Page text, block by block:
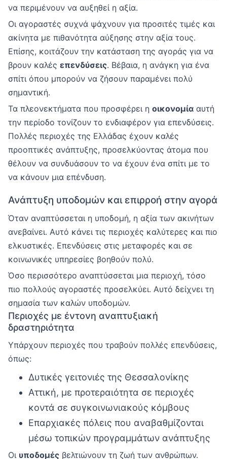
να περιμένουν να αυξηθεί η αξία.
Οι αγοραστές συχνά ψάχνουν για προσιτές τιμές και
ακίνητα με πιθανότητα αύξησης στην αξία τους.
Επίσης, κοιτάζουν την κατάσταση της αγοράς για να
βρουν καλές επενδύσεις. Βέβαια, η ανάγκη για ένα
σπίτι όπου μπορούν να ζήσουν παραμένει πολύ
σημαντική.
Τα πλεονεκτήματα που προσφέρει η οικονομία αυτή
την περίοδο τονίζουν το ενδιαφέρον για επενδύσεις.
Πολλές περιοχές της Ελλάδας έχουν καλές
προοπτικές ανάπτυξης, προσελκύοντας άτομα που
θέλουν να συνδυάσουν το να έχουν ένα σπίτι με το
να κάνουν μια επένδυση.
Ανάπτυξη υποδομών και επιρροή στην αγορά
Όταν αναπτύσσεται η υποδομή, η αξία των ακινήτων
ανεβαίνει. Αυτό κάνει τις περιοχές καλύτερες και πιο
ελκυστικές. Επενδύσεις στις μεταφορές και σε
κοινωνικές υπηρεσίες βοηθούν πολύ.
Όσο περισσότερο αναπτύσσεται μια περιοχή, τόσο
πιο πολλούς αγοραστές προσελκύει. Αυτό δείχνει τη
σημασία των καλών υποδομών.
Περιοχές με έντονη αναπτυξιακή
δραστηριότητα
Υπάρχουν περιοχές που τραβούν πολλές επενδύσεις,
όπως:
Δυτικές γειτονιές της Θεσσαλονίκης
Αττική, με προτεραιότητα σε περιοχές
κοντά σε συγκοινωνιακούς κόμβους
Επαρχιακές πόλεις που αναβαθμίζονται
μέσω τοπικών προγραμμάτων ανάπτυξης
Οι υποδομές βελτιώνουν τη ζωή των ανθρώπων.